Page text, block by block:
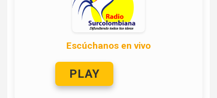
Escúchanos en vivo
PLAY